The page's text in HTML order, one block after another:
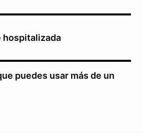
hospitalizada
puedes usar más de un